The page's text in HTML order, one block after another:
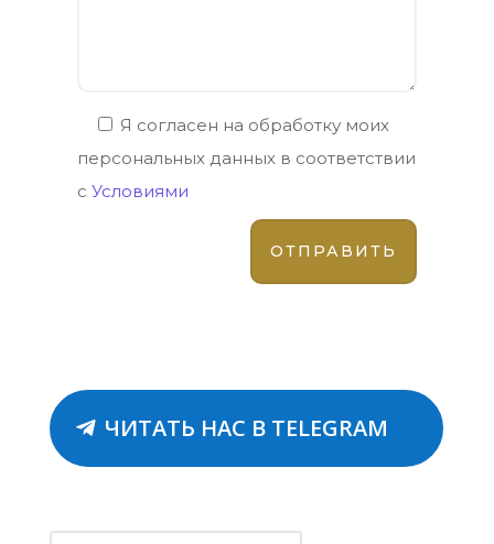
Я согласен на обработку моих
персональных данных в соответствии
с Условиями
ЧИТАТЬ НАС В TELEGRAM